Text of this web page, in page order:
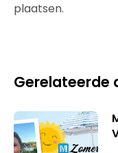
plaatsen.
Gerelateerde